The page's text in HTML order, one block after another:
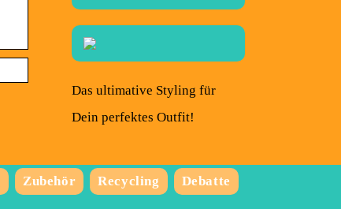
Das ultimative Styling für
Dein perfektes Outfit!
Zubehör Recycling Debatte